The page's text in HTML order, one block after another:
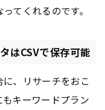
てくれるのです。
はCSVで保存可能
、リサーチをおこ
キーワードプラン